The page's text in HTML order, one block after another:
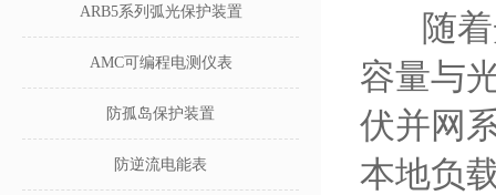
ARB5系列弧光保护装置
AMC可编程电测仪表
防孤岛保护装置
防逆流电能表
随着
容量与
伏并网
本地负